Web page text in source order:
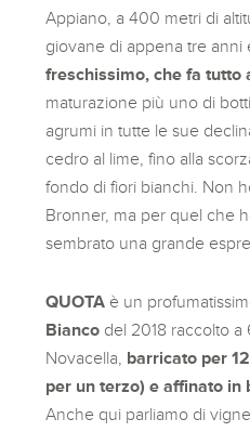
Appiano, a 400 metri di
giovane di appena tre anni
freschissimo, che fa tutto
maturazione più uno di
agrumi in tutte le sue
cedro al lime, fino alla
fondo di fiori bianchi. Non
Bronner, ma per quel che
sembrato una grande
QUOTA è un
Bianco del 2018 raccolto
Novacella, barricato per
per un terzo) e affinato in
Anche qui parliamo di